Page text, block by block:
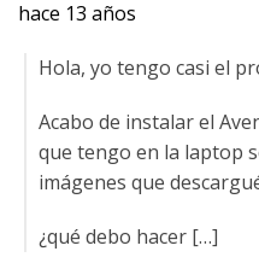
hace 13 años
Hola, yo tengo casi el
Acabo de instalar el
que tengo en la laptop
imágenes que
¿qué debo hacer […]